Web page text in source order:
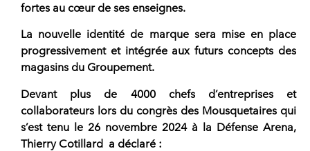
fortes au cœur de ses enseignes.
La nouvelle identité de marque sera mise en place
progressivement et intégrée aux futurs concepts des
magasins du Groupement.
Devant plus de 4000 chefs d’entreprises et
collaborateurs lors du congrès des Mousquetaires qui
s’est tenu le 26 novembre 2024 à la Défense Arena,
Thierry Cotillard a déclaré :